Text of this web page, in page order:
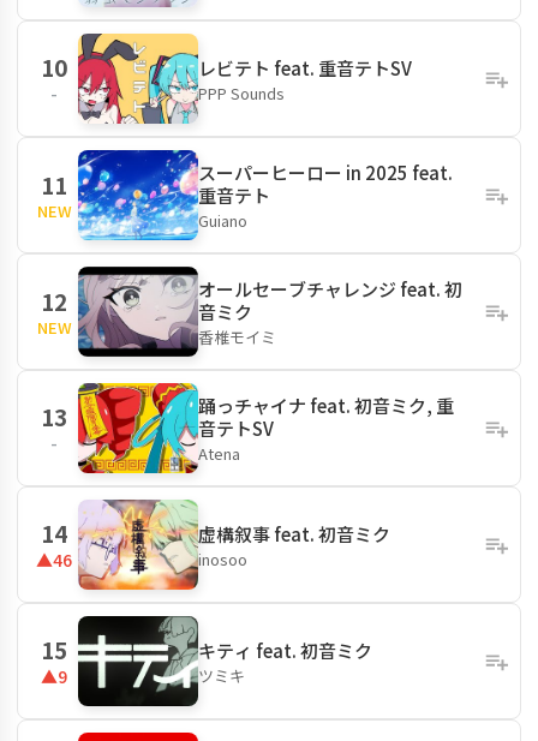
10
-
レビテト feat. 重音テトSV
PPP Sounds
11
NEW
スーパーヒーロー in 2025 feat.
重音テト
Guiano
12
NEW
オールセーブチャレンジ feat. 初
音ミク
香椎モイミ
13
-
踊っチャイナ feat. 初音ミク, 重
音テトSV
Atena
14
▲46
虚構叙事 feat. 初音ミク
inosoo
15
▲9
キティ feat. 初音ミク
ツミキ